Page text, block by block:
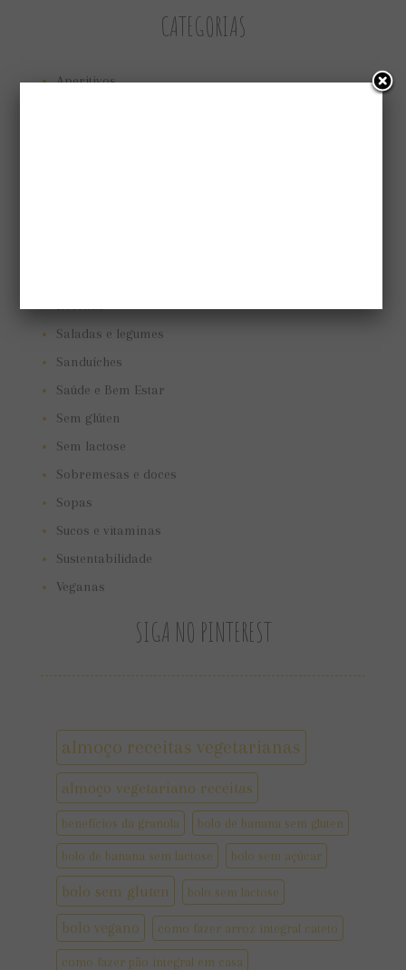
CATEGORIAS
Aperitivos
Receitas
Saladas e legumes
Sanduíches
Saúde e Bem Estar
Sem glúten
Sem lactose
Sobremesas e doces
Sopas
Sucos e vitaminas
Sustentabilidade
Veganas
SIGA NO PINTEREST
almoço receitas vegetarianas
almoço vegetariano receitas
benefícios da granola bolo de banana sem gluten
bolo de banana sem lactose bolo sem açúcar
bolo sem gluten bolo sem lactose
bolo vegano como fazer arroz integral cateto
como fazer pão integral em casa